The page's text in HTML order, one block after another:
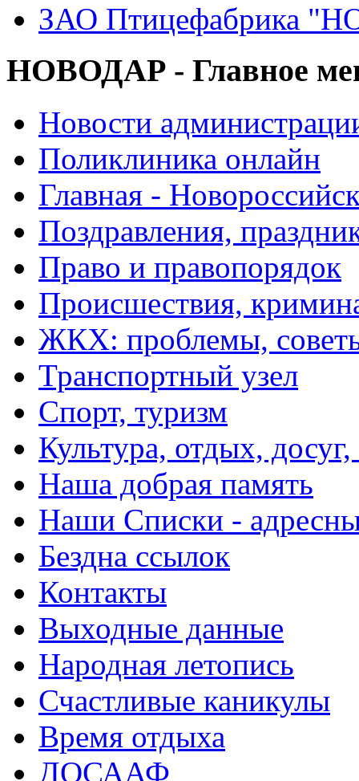
ЗАО Птицефабрика
НОВОДАР - Главное
Новости
Поликлиника онлайн
Главная -
Поздравления,
Право и правопорядок
Происшествия,
ЖКХ: проблемы,
Транспортный узел
Спорт, туризм
Культура, отдых,
Наша добрая память
Наши Списки -
Бездна ссылок
Контакты
Выходные данные
Народная летопись
Счастливые каникулы
Время отдыха
ДОСААФ